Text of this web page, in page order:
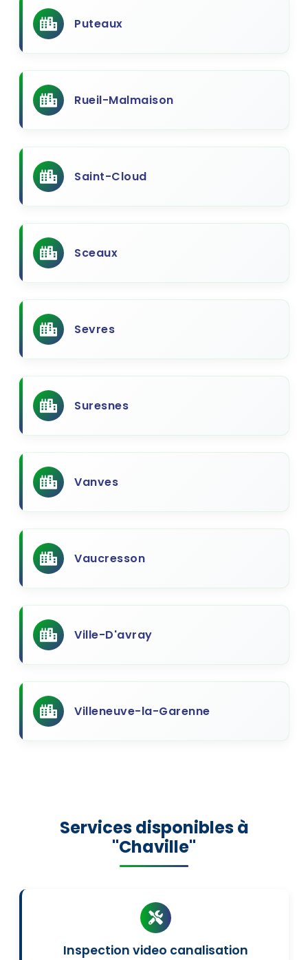
Puteaux
Rueil-Malmaison
Saint-Cloud
Sceaux
Sevres
Suresnes
Vanves
Vaucresson
Ville-D'avray
Villeneuve-la-Garenne
Services disponibles à
"Chaville"
Inspection video canalisation